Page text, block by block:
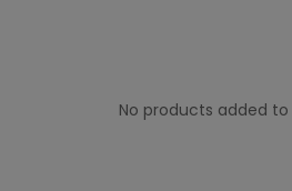
No products added